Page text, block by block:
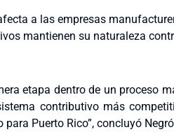
a las empresas
mantienen su naturaleza
etapa dentro de un proceso
contributivo más
Puerto Rico”, concluyó